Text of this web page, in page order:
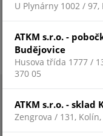
U Plynárny 1002 / 97,
ATKM s.r.o. -
Budějovice
Husova třída 1777 /
370 05
ATKM s.r.o. - sklad
Zengrova / 131, Kolín,